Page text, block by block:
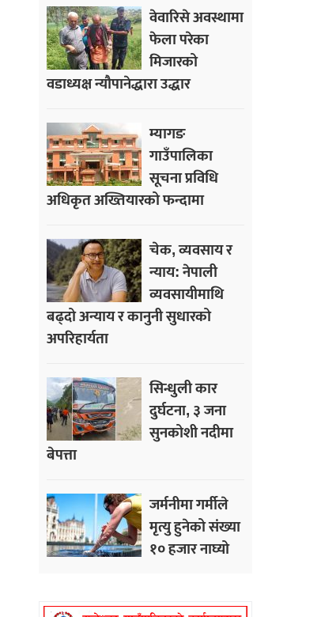
वेवारिसे अवस्थामा
फेला परेका
मिजारको
वडाध्यक्ष न्यौपानेद्धारा उद्धार
म्यागङ
गाउँपालिका
सूचना प्रविधि
अधिकृत अख्तियारको फन्दामा
चेक, व्यवसाय र
न्याय: नेपाली
व्यवसायीमाथि
बढ्दो अन्याय र कानुनी सुधारको
अपरिहार्यता
सिन्धुली कार
दुर्घटना, ३ जना
सुनकोशी नदीमा
बेपत्ता
जर्मनीमा गर्मीले
मृत्यु हुनेको संख्या
१० हजार नाघ्यो